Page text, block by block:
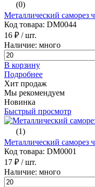
(0)
Металлический
Код товара: DM0044
16 ₽ / шт.
Наличие: много
В корзину
Подробнее
Хит продаж
Мы рекомендуем
Новинка
Быстрый просмотр
(1)
Металлический саморез
Код товара: DM0001
17 ₽ / шт.
Наличие: много